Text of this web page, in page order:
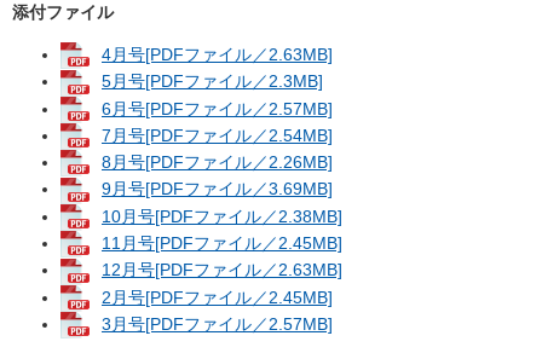
添付ファイル
4月号[PDFファイル／2.63MB]
5月号[PDFファイル／2.3MB]
6月号[PDFファイル／2.57MB]
7月号[PDFファイル／2.54MB]
8月号[PDFファイル／2.26MB]
9月号[PDFファイル／3.69MB]
10月号[PDFファイル／2.38MB]
11月号[PDFファイル／2.45MB]
12月号[PDFファイル／2.63MB]
2月号[PDFファイル／2.45MB]
3月号[PDFファイル／2.57MB]